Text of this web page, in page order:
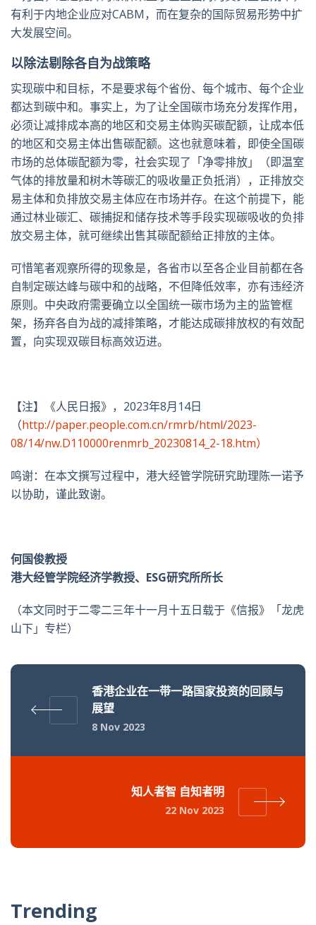
有利于内地企业应对CABM，而在复杂的国际贸易形势中扩
大发展空间。
以除法剔除各自为战策略
实现碳中和目标，不是要求每个省份、每个城市、每个企业
都达到碳中和。事实上，为了让全国碳市场充分发挥作用，
必须让减排成本高的地区和交易主体购买碳配额，让成本低
的地区和交易主体出售碳配额。这也就意味着，即使全国碳
市场的总体碳配额为零，社会实现了「净零排放」（即温室
气体的排放量和树木等碳汇的吸收量正负抵消），正排放交
易主体和负排放交易主体应在市场并存。在这个前提下，能
通过林业碳汇、碳捕捉和储存技术等手段实现碳吸收的负排
放交易主体，就可继续出售其碳配额给正排放的主体。
可惜笔者观察所得的现象是，各省市以至各企业目前都在各
自制定碳达峰与碳中和的战略，不但降低效率，亦有违经济
原则。中央政府需要确立以全国统一碳市场为主的监管框
架，扬弃各自为战的减排策略，才能达成碳排放权的有效配
置，向实现双碳目标高效迈进。
【注】《人民日报》，2023年8月14日
（http://paper.people.com.cn/rmrb/html/2023-
08/14/nw.D110000renmrb_20230814_2-18.htm）
鸣谢：在本文撰写过程中，港大经管学院研究助理陈一诺予
以协助，谨此致谢。
何国俊教授
港大经管学院经济学教授、ESG研究所所长
（本文同时于二零二三年十一月十五日载于《信报》「龙虎
山下」专栏）
香港企业在一带一路国家投资的回顾与
展望
8 Nov 2023
知人者智 自知者明
22 Nov 2023
Trending